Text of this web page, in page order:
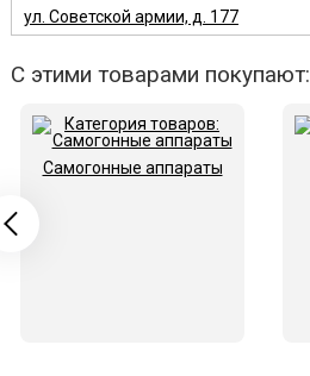
ул. Советской армии, д. 177
С этими товарами покупают:
Самогонные аппараты